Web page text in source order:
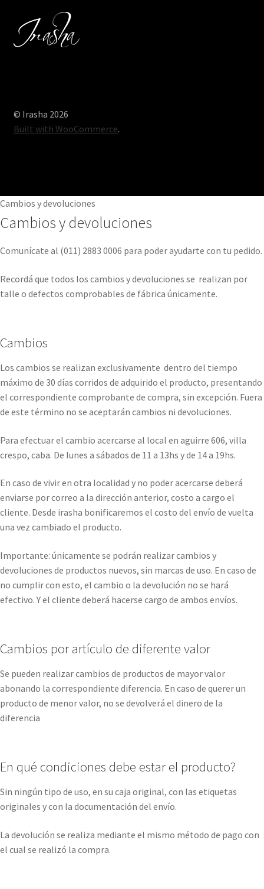
© Irasha 2026
Built with WooCommerce.
Cambios y devoluciones
Cambios y devoluciones
Comunícate al (011) 2883 0006 para poder ayudarte con tu pedido.
Recordá que todos los cambios y devoluciones se realizan por
talle o defectos comprobables de fábrica únicamente.
Cambios
Los cambios se realizan exclusivamente dentro del tiempo
máximo de 30 días corridos de adquirido el producto, presentando
el correspondiente comprobante de compra, sin excepción. Fuera
de este término no se aceptarán cambios ni devoluciones.
Para efectuar el cambio acercarse al local en aguirre 606, villa
crespo, caba. De lunes a sábados de 11 a 13hs y de 14 a 19hs.
En caso de vivir en otra localidad y no poder acercarse deberá
enviarse por correo a la dirección anterior, costo a cargo el
cliente. Desde irasha bonificaremos el costo del envío de vuelta
una vez cambiado el producto.
Importante: únicamente se podrán realizar cambios y
devoluciones de productos nuevos, sin marcas de uso. En caso de
no cumplir con esto, el cambio o la devolución no se hará
efectivo. Y el cliente deberá hacerse cargo de ambos envíos.
Cambios por artículo de diferente valor
Se pueden realizar cambios de productos de mayor valor
abonando la correspondiente diferencia. En caso de querer un
producto de menor valor, no se devolverá el dinero de la
diferencia
En qué condiciones debe estar el producto?
Sin ningún tipo de uso, en su caja original, con las etiquetas
originales y con la documentación del envío.
La devolución se realiza mediante el mismo método de pago con
el cual se realizó la compra.